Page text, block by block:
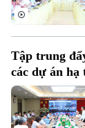
Tư vấn sức
Quần vợt
Golf
Tin tức
Sao
Điện ảnh
Thời trang
Đã phát sóng
Tập trung
các dự án hạ